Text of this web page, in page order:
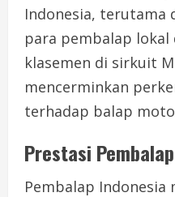
Indonesia, terutama
para pembalap
klasemen di sirkuit
mencerminkan
terhadap balap
Prestasi
Pembalap